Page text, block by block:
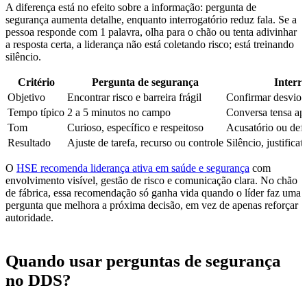
A diferença está no efeito sobre a informação: pergunta de
segurança aumenta detalhe, enquanto interrogatório reduz fala. Se a
pessoa responde com 1 palavra, olha para o chão ou tenta adivinhar
a resposta certa, a liderança não está coletando risco; está treinando
silêncio.
Critério Pergunta de segurança
Objetivo
Encontrar risco e barreira frágil
Confirmar desvio
Tempo típico 2 a 5 minutos no campo
Conversa tensa
Tom
Curioso, específico e respeitoso
Acusatório ou
Resultado
Ajuste de tarefa, recurso ou controle Silêncio,
O HSE recomenda liderança ativa em saúde e segurança com
envolvimento visível, gestão de risco e comunicação clara. No chão
de fábrica, essa recomendação só ganha vida quando o líder faz uma
pergunta que melhora a próxima decisão, em vez de apenas reforçar
autoridade.
Quando usar perguntas de segurança
no DDS?